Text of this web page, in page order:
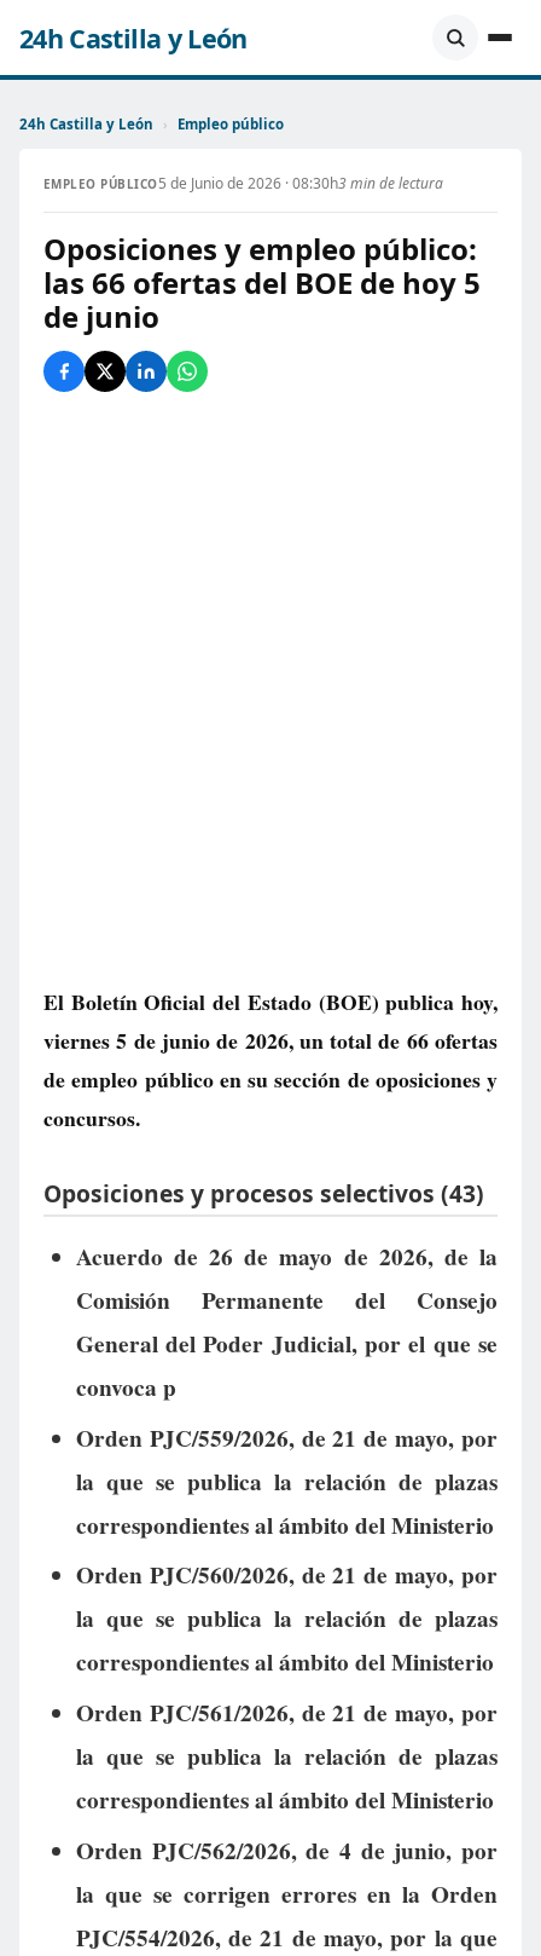
24h Castilla y León
24h Castilla y León › Empleo público
EMPLEO PÚBLICO5 de Junio de 2026 · 08:30h3 min de lectura
Oposiciones y empleo público:
las 66 ofertas del BOE de hoy 5
de junio
El Boletín Oficial del Estado (BOE) publica hoy,
viernes 5 de junio de 2026, un total de 66 ofertas
de empleo públicoen su sección de oposiciones y
concursos.
Oposiciones y procesos selectivos (43)
Acuerdo de 26 de mayo de 2026, de la
Comisión Permanente del Consejo
General del Poder Judicial, por el que se
convoca p
Orden PJC/559/2026, de 21 de mayo, por
la que se publica la relación de plazas
correspondientes al ámbito del Ministerio
Orden PJC/560/2026, de 21 de mayo, por
la que se publica la relación de plazas
correspondientes al ámbito del Ministerio
Orden PJC/561/2026, de 21 de mayo, por
la que se publica la relación de plazas
correspondientes al ámbito del Ministerio
Orden PJC/562/2026, de 4 de junio, por
la que se corrigen errores en la Orden
PJC/554/2026, de 21 de mayo, por la que